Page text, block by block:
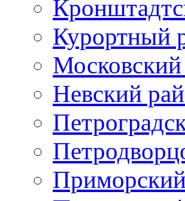
Курортный
Невский